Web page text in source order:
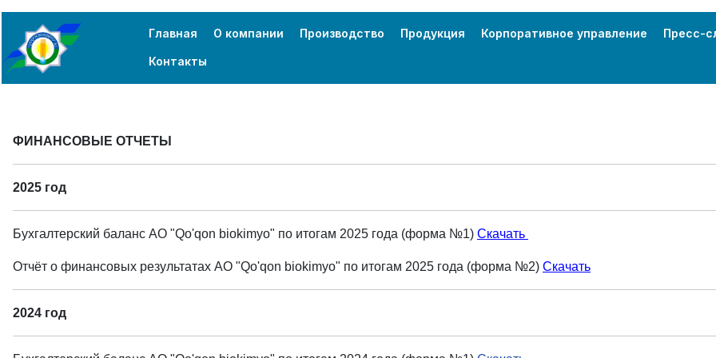
Главная О компании Производство Продукция Корпоративное управление Пресс-
Контакты
ФИНАНСОВЫЕ ОТЧЕТЫ
2025 год
Бухгалтерский баланс АО "Qo'qon biokimyo" по итогам 2025 года (форма №1) Скачать
Отчёт о финансовых результатах АО "Qo'qon biokimyo" по итогам 2025 года (форма №2) Скачать
2024 год